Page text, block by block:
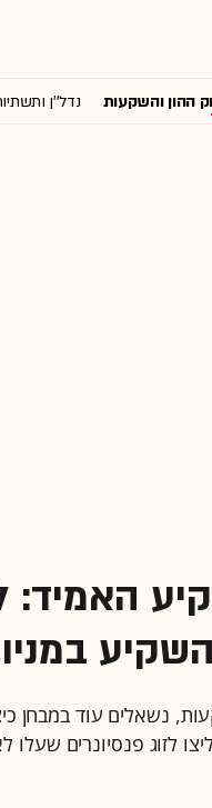
ההון והשקעות נדל''ן
האמיד:
נשאלים עוד במבחן
לזוג פנסיונרים